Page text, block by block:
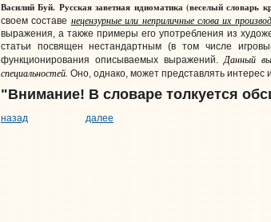
Василий Буй. Русская заветная идиоматика (веселый словарь
своем составе нецензурные или неприличные слова их
выражения, а также примеры его употребления из
статьи посвящен нестандартным (в том числе
функционирования описываемых выражений.Данный
специальностей. Оно, однако, может представлять интерес
"Внимание! В словаре толкуется
назад далее